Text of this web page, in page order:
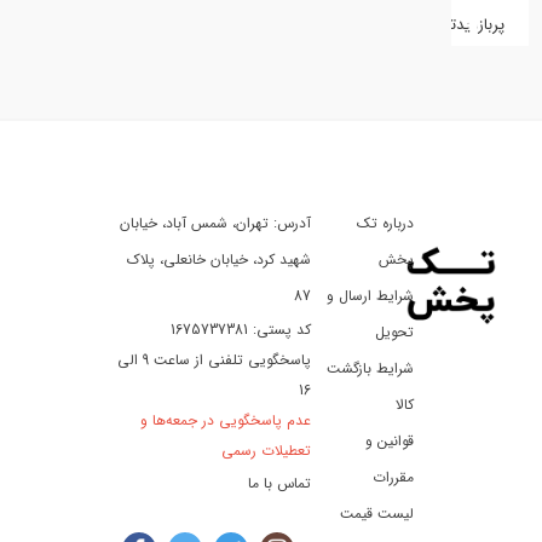
کفش
سفر
تفریح
پربازدیدترین
درباره تک
پخش
شرایط ارسال و
تحویل
شرایط بازگشت
کالا
قوانین و
مقررات
لیست قیمت
آدرس: تهران، شمس آباد، خیابان
شهید کرد، خیابان خانعلی، پلاک
87
کد پستی: 1675737381
پاسخگویی تلفنی از ساعت 9 الی
16
عدم پاسخگویی در جمعه‌ها و
تعطیلات رسمی
تماس با ما